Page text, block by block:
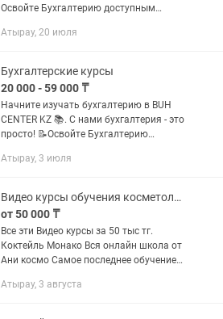
Освойте Бухгалтерию доступным
План курса - на фото Во время
Атырау, 20 июля
Бухгалтерские курсы
20 000 - 59 000 ₸
Начните изучать бухгалтерию в BUH
CENTER KZ 📚. С нами бухгалтерия - это
просто! 📝Освойте Бухгалтерию
от А до Я 📋План курса - на фото Во
Атырау, 3 июля
Видео курсы обучения косметолога увеличение губ игольные техники для лица
от 50 000 ₸
Все эти Видео курсы за 50 тыс тг.
Коктейль Монако Вся онлайн школа от
Ани космо Самое последнее обучение
и липоредукция от Марины Егоровой
Атырау, 3 августа